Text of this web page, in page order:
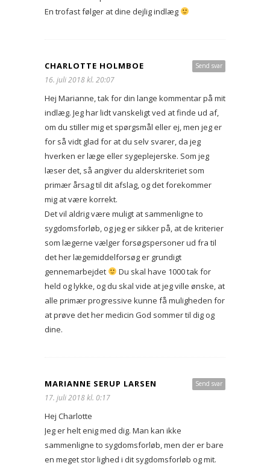
En trofast følger at dine dejlig indlæg
Send svar
CHARLOTTE HOLMBOE
16. juli 2018 kl. 20:07
Hej Marianne, tak for din lange kommentar på mit
indlæg. Jeg har lidt vanskeligt ved at finde ud af,
om du stiller mig et spørgsmål eller ej, men jeg er
for så vidt glad for at du selv svarer, da jeg
hverken er læge eller sygeplejerske. Som jeg
læser det, så angiver du alderskriteriet som
primær årsag til dit afslag, og det forekommer
mig at være korrekt.
Det vil aldrig være muligt at sammenligne to
sygdomsforløb, og jeg er sikker på, at de kriterier
som lægerne vælger forsøgspersoner ud fra til
det her lægemiddelforsøg er grundigt
gennemarbejdet
Du skal have 1000 tak for
held og lykke, og du skal vide at jeg ville ønske, at
alle primær progressive kunne få muligheden for
at prøve det her medicin God sommer til dig og
dine.
Send svar
MARIANNE SERUP LARSEN
17. juli 2018 kl. 0:17
Hej Charlotte
Jeg er helt enig med dig. Man kan ikke
sammenligne to sygdomsforløb, men der er bare
en meget stor lighed i dit sygdomsforløb og mit.